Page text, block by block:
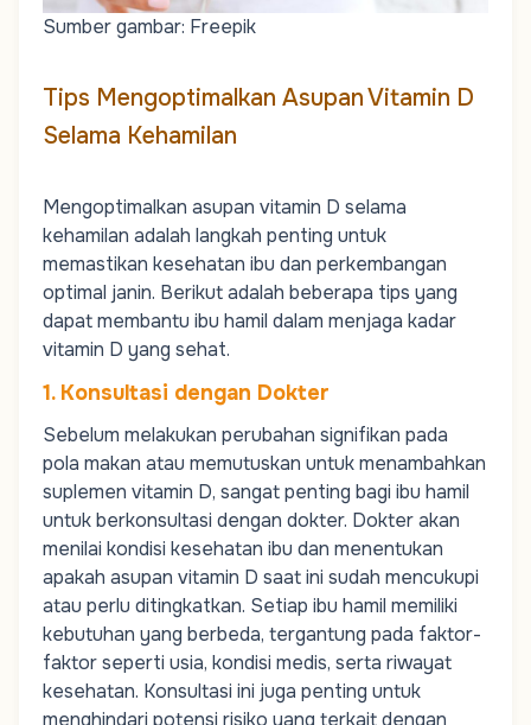
Sumber gambar: Freepik
Tips Mengoptimalkan Asupan Vitamin D
Selama Kehamilan
Mengoptimalkan asupan vitamin D selama
kehamilan adalah langkah penting untuk
memastikan kesehatan ibu dan perkembangan
optimal janin. Berikut adalah beberapa tips yang
dapat membantu ibu hamil dalam menjaga kadar
vitamin D yang sehat.
1. Konsultasi dengan Dokter
Sebelum melakukan perubahan signifikan pada
pola makan atau memutuskan untuk menambahkan
suplemen vitamin D, sangat penting bagi ibu hamil
untuk berkonsultasi dengan dokter. Dokter akan
menilai kondisi kesehatan ibu dan menentukan
apakah asupan vitamin D saat ini sudah mencukupi
atau perlu ditingkatkan. Setiap ibu hamil memiliki
kebutuhan yang berbeda, tergantung pada faktor-
faktor seperti usia, kondisi medis, serta riwayat
kesehatan. Konsultasi ini juga penting untuk
menghindari potensi risiko yang terkait dengan